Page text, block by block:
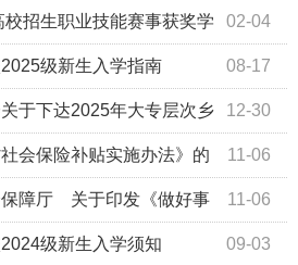
02-04
招生职业技能赛事获奖学
08-17
级新生入学指南
12-30
于下达2025年大专层次乡
额的通知 11-06
会保险补贴实施办法》的
11-06
障厅 关于印发《做好事
生 工作的若干措施》的通知09-03
级新生入学须知